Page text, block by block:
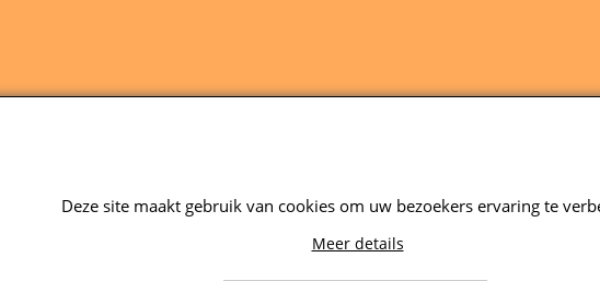
Webwinkel gemaakt met ShopFactory webwinkel software.
Deze site maakt gebruik van cookies om uw bezoekers ervaring te
Meer details